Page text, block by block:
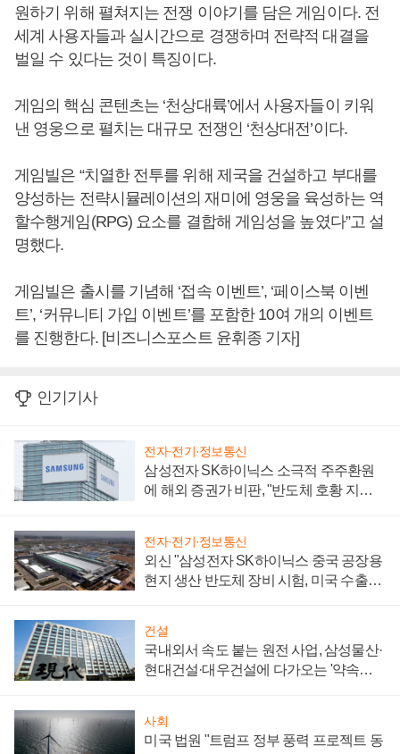
원하기 위해 펼쳐지는 전쟁 이야기를 담은 게임이다. 전
세계 사용자들과 실시간으로 경쟁하며 전략적 대결을
벌일 수 있다는 것이 특징이다.
게임의 핵심 콘텐츠는 ‘천상대륙’에서 사용자들이 키워
낸 영웅으로 펼치는 대규모 전쟁인 ‘천상대전’이다.
게임빌은 “치열한 전투를 위해 제국을 건설하고 부대를
양성하는 전략시뮬레이션의 재미에 영웅을 육성하는 역
할수행게임(RPG) 요소를 결합해 게임성을 높였다”고 설
명했다.
게임빌은 출시를 기념해 ‘접속 이벤트’, ‘페이스북 이벤
트’, ‘커뮤니티 가입 이벤트’를 포함한 10여 개의 이벤트
를 진행한다. [비즈니스포스트 윤휘종 기자]
인기기사
전자·전기·정보통신
삼성전자 SK하이닉스 소극적 주주환원
에 해외 증권가 비판, "반도체 호황 지속
전자·전기·정보통신
외신 "삼성전자 SK하이닉스 중국 공장용
현지 생산 반도체 장비 시험, 미국 수출통
건설
국내외서 속도 붙는 원전 사업, 삼성물산·
현대건설·대우건설에 다가오는 '약속의
사회
미국 법원 "트럼프 정부 풍력 프로젝트 동